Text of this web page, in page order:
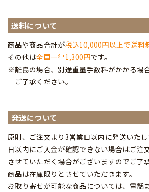
送料について
商品や商品合計が税込10,000円以上で送料
その他は全国一律1,300円です。
※離島の場合、別途重量手数料がかかる場
ご了承ください。
発送について
原則、ご注文より3営業日以内に発送いた
日以内にご入金が確認できない場合はご注
させていただく場合がございますのでご了
商品は在庫限りとさせていただきます。
お取り寄せが可能な商品については、電話